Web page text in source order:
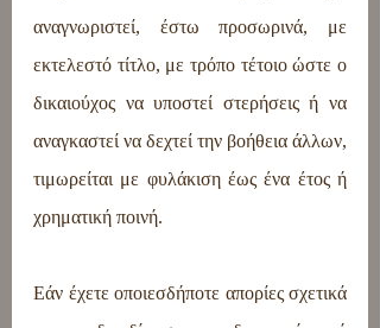
αναγνωριστεί, έστω προσωρινά, με
εκτελεστό τίτλο, με τρόπο τέτοιο ώστε ο
δικαιούχος να υποστεί στερήσεις ή να
αναγκαστεί να δεχτεί την βοήθεια άλλων,
τιμωρείται με φυλάκιση έως ένα έτος ή
χρηματική ποινή.
Εάν έχετε οποιεσδήποτε απορίες σχετικά